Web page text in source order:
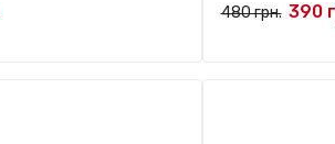
480 грн. 390